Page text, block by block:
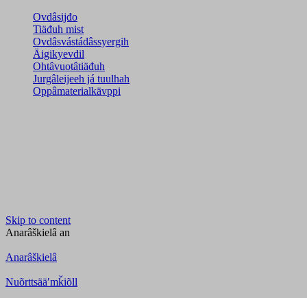
Ovdâsijđo
Tiäđuh mist
Ovdâsvástádâssyergih
Äigikyevdil
Ohtâvuotâtiäđuh
Jurgâleijeeh já tuulhah
Oppâmaterialkävppi
Skip to content
Anarâškielâ an
Anarâškielâ
Nuõrttsääʹmǩiõll